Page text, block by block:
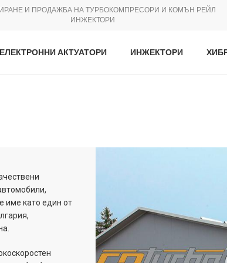
И ПРОДАЖБА НА ТУРБОКОМПРЕСОРИ И КОМЪН РЕЙЛ
ИНЖЕКТОРИ
ЕЛЕКТРОННИ АКТУАТОРИ ИНЖЕКТОРИ
име като един от